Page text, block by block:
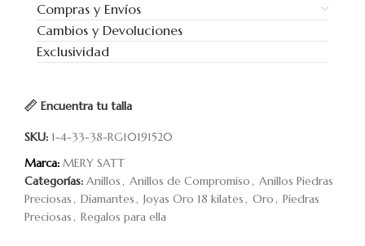
Encuentra tu talla
Compras y Envíos
Cambios y Devoluciones
Exclusividad
SKU: 1-4-33-38-RG10191520
Categorías: Anillos, Anillos de Compromiso, Anillos Piedras
Preciosas, Diamantes, Joyas Oro 18 kilates, Oro, Piedras
Preciosas, Regalos para ella
Marca: MERY SATT